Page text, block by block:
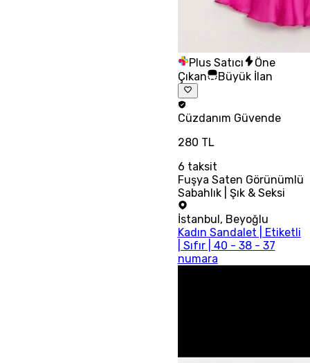
Plus Satıcı
Öne
Çıkan
Büyük İlan
Cüzdanım Güvende
280 TL
6 taksit
Fuşya Saten Görünümlü
Sabahlık | Şık & Seksi
İstanbul , Beyoğlu
Kadın Sandalet | Etiketli
| Sıfır | 40 - 38 - 37
numara